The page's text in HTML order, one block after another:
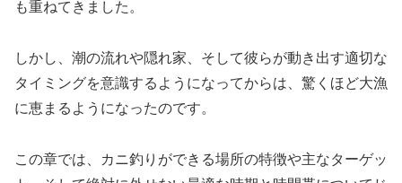
も重ねてきました。
しかし、潮の流れや隠れ家、そして彼らが動き出す適切な
タイミングを意識するようになってからは、驚くほど大漁
に恵まるようになったのです。
この章では、カニ釣りができる場所の特徴や主なターゲッ